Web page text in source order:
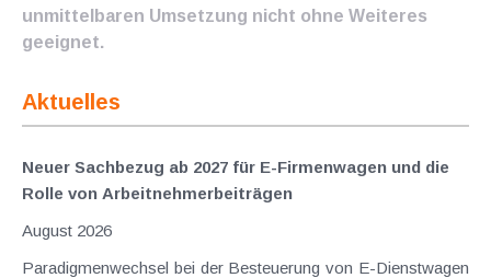
unmittelbaren Umsetzung nicht ohne Weiteres
geeignet.
Aktuelles
Neuer Sachbezug ab 2027 für E-Firmenwagen und die
Rolle von Arbeitnehmer​­beiträgen
August 2026
Paradigmenwechsel bei der Besteuerung von E-Dienstwagen